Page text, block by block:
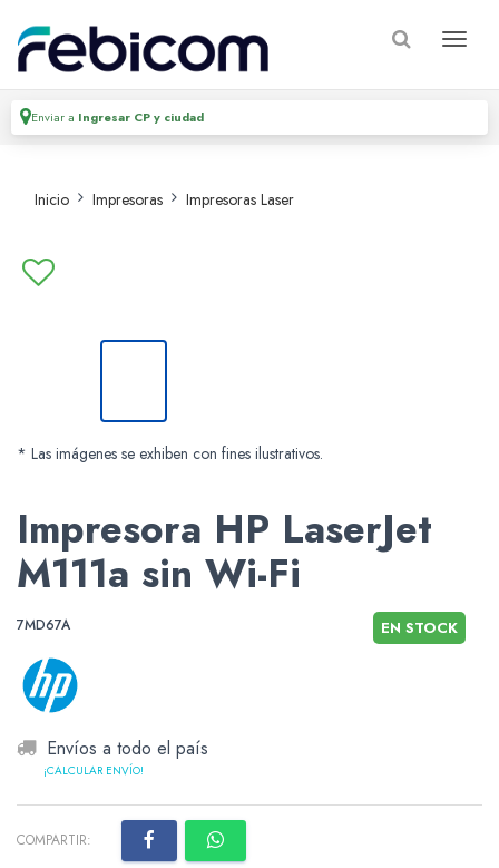
Enviar a Ingresar CP y ciudad
Inicio Impresoras Impresoras Laser
* Las imágenes se exhiben con fines ilustrativos.
Impresora HP LaserJet
M111a sin Wi-Fi
7MD67A EN STOCK
Envíos a todo el país
¡CALCULAR ENVÍO!
COMPARTIR: